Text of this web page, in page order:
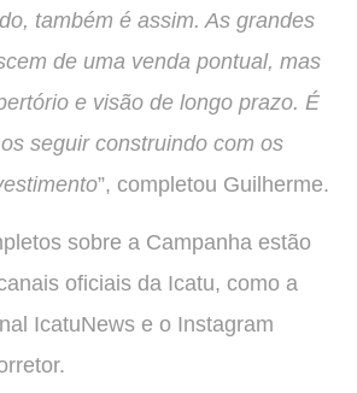
também é assim. As grandes
de uma venda pontual, mas
e visão de longo prazo. É
seguir construindo com os
”, completou Guilherme.
sobre a Campanha estão
oficiais da Icatu, como a
IcatuNews e o Instagram